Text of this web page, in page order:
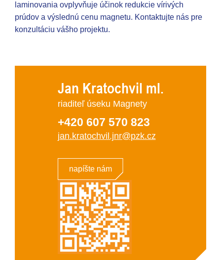
laminovania ovplyvňuje účinok redukcie vírivých
prúdov a výslednú cenu magnetu. Kontaktujte nás pre
konzultáciu vášho projektu.
Jan Kratochvil ml.
riaditeľ úseku Magnety
+420 607 570 823
jan.kratochvil.jnr@pzk.cz
napíšte nám